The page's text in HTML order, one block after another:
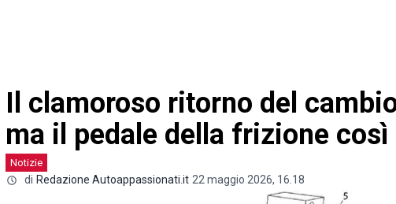
Il clamoroso ritorno del
ma il pedale della frizione
Notizie
di Redazione Autoappassionati.it 22 maggio 2026, 16.18